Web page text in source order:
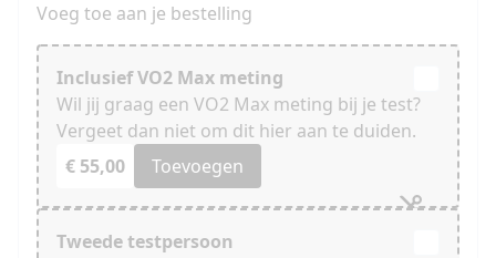
Voeg toe aan je bestelling
Inclusief VO2 Max meting
Wil jij graag een VO2 Max meting bij je test?
Vergeet dan niet om dit hier aan te duiden.
€ 55,00
Toevoegen
Tweede testpersoon